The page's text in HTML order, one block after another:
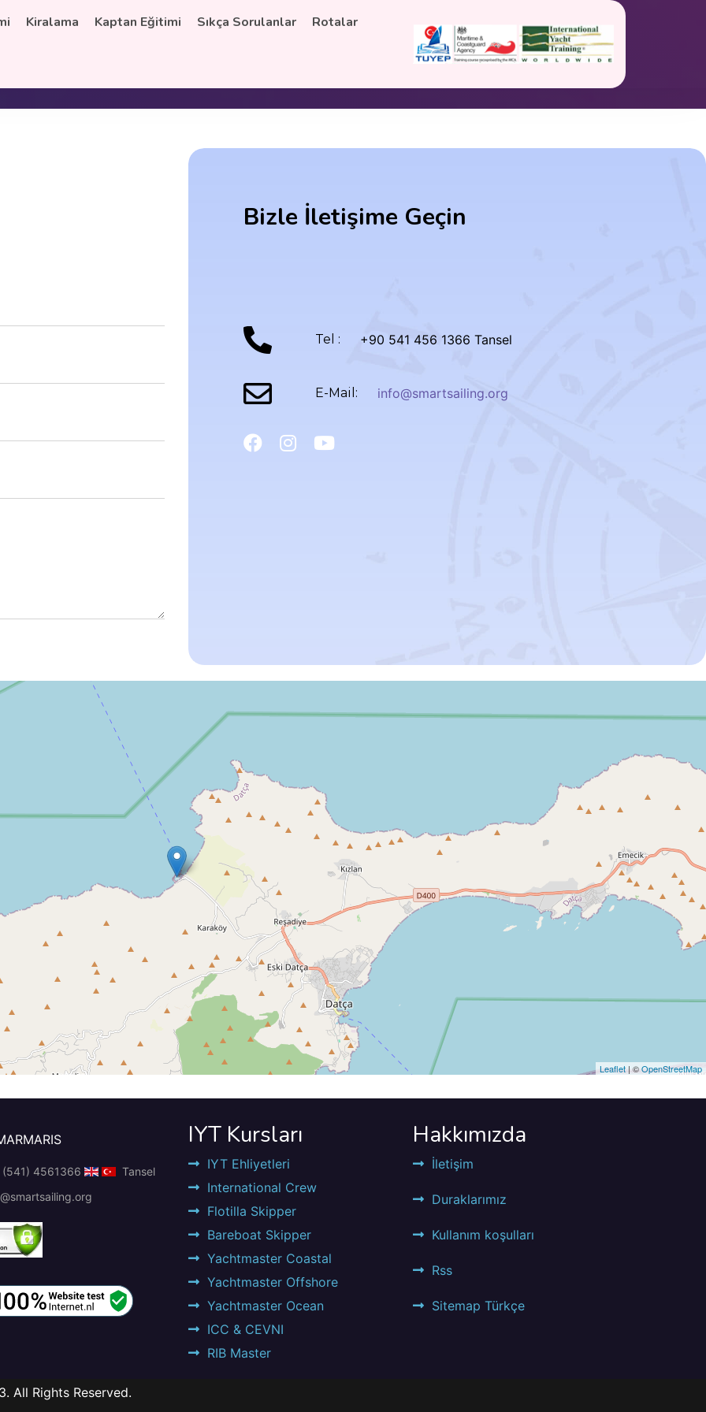
Marmaris
Kiralama Kaptan Eğitimi Sıkça Sorulanlar Rotalar
Bizle İletişime Geçin
Tel : +90 541 456 1366 Tansel
E-Mail: info@smartsailing.org
Leaflet| ©OpenStreetMap
4561366
Tansel
IYT Kursları
IYT Ehliyetleri
International Crew
Flotilla Skipper
Bareboat Skipper
Yachtmaster Coastal
Yachtmaster Offshore
Yachtmaster Ocean
ICC & CEVNI
RIB Master
Hakkımızda
İletişim
Duraklarımız
Kullanım koşulları
Rss
Sitemap Türkçe
All Rights Reserved.